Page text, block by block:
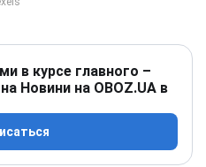
в курсе главного –
Новини на OBOZ.UA в